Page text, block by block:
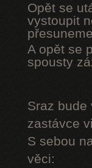
Opět se
vystoupit
A opět se
spousty
Sraz bude
zastávce
S sebou
věci: